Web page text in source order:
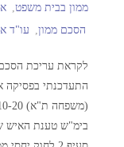
ממון בבית משפט,
הסכם ממון, עו"ד
לקראת עריכת הסכם
התעדכנתי בפסיקה
בימ"ש טענת האיש